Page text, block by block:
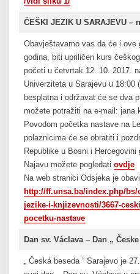
ČEŠKI JEZIK U SARAJEVU –
Obavještavamo vas da će i ove
godina, biti upriličen kurs
početi u četvrtak 12. 10. 2017.
Univerziteta u Sarajevu u 18:00
besplatna i održavat će se dva
možete potražiti na e-mail:
Povodom početka nastave na
polaznicima će se obratiti i
Republike u Bosni i Hercegovini
Najavu možete pogledati ovdje
Na web stranici Odsjeka je
http://ff.unsa.ba/index.php/
jezike-i-knjizevnosti/3667-
pocetku-nastave
Dan sv. Václava – Dan „
„ Česká beseda “ Sarajevo je